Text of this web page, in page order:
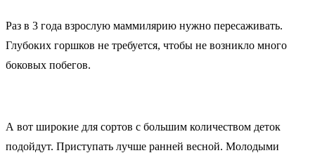
Раз в 3 года взрослую маммилярию нужно пересаживать.
Глубоких горшков не требуется, чтобы не возникло много
боковых побегов.
А вот широкие для сортов с большим количеством деток
подойдут. Приступать лучше ранней весной. Молодыми